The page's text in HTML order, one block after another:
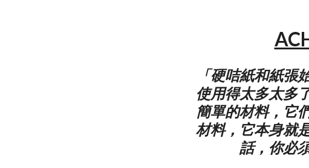
「硬咭紙和紙
使用得太多太多
簡單的材料，它
材料，它本身就
話，你必